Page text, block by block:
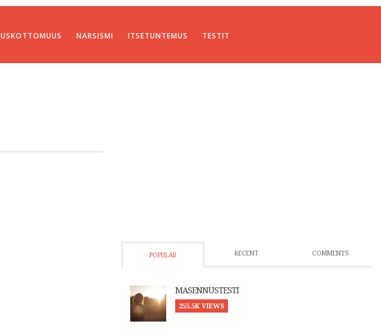
USKOTTOMUUS NARSISMI ITSETUNTEMUS TESTIT
POPULAR RECENT COMMENTS
MASENNUSTESTI
255.5K VIEWS